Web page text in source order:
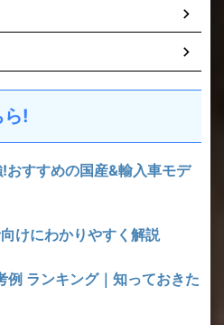
ら!
おすすめの国産&輸入車モデ
けにわかりやすく解説
例 ランキング｜知っておきた